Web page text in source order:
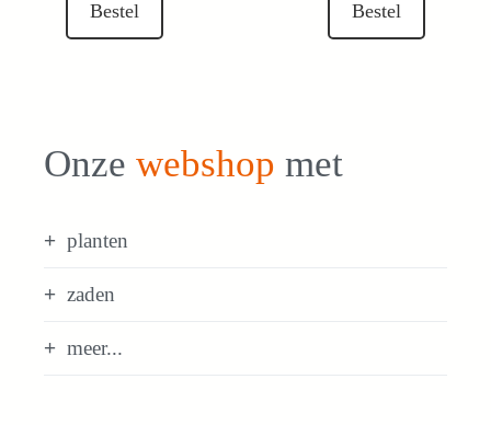
Bestel Bestel
Onze webshop met
planten
zaden
meer...